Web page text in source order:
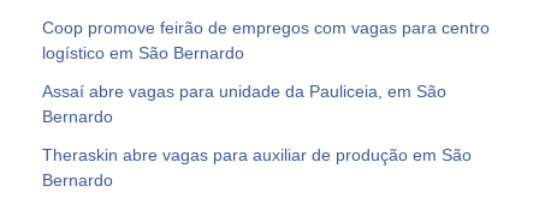
Coop promove feirão de empregos com vagas para centro
logístico em São Bernardo
Assaí abre vagas para unidade da Pauliceia, em São
Bernardo
Theraskin abre vagas para auxiliar de produção em São
Bernardo